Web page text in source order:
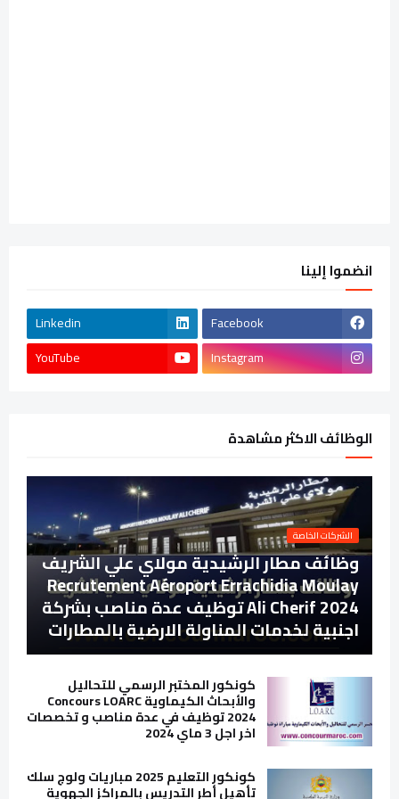
انضموا إلينا
Facebook
Linkedin
Instagram
YouTube
الوظائف الاكثر مشاهدة
الشركات الخاصة
وظائف مطار الرشيدية مولاي علي الشريف
Recrutement Aéroport Errachidia Moulay
Ali Cherif 2024 توظيف عدة مناصب بشركة
اجنبية لخدمات المناولة الارضية بالمطارات
كونكور المختبر الرسمي للتحاليل
والأبحاث الكيماوية Concours LOARC
2024 توظيف في عدة مناصب و تخصصات
اخر اجل 3 ماي 2024
كونكور التعليم 2025 مباريات ولوج سلك
تأهيل أطر التدريس بالمراكز الجهوية